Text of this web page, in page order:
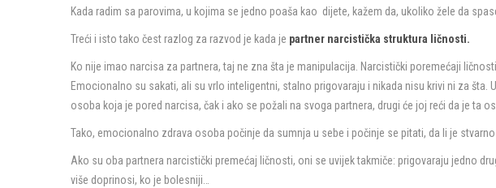
Kada radim sa parovima, u kojima se jedno poaša kao dijete, kažem da, ukoliko žele da
Treći i isto tako čest razlog za razvod je kada je partner narcistička struktura ličnosti.
Ko nije imao narcisa za partnera, taj ne zna šta je manipulacija. Narcistički poremećaji
Emocionalno su sakati, ali su vrlo inteligentni, stalno prigovaraju i nikada nisu krivi ni za šta.
osoba koja je pored narcisa, čak i ako se požali na svoga partnera, drugi će joj reći da je ta
Tako, emocionalno zdrava osoba počinje da sumnja u sebe i počinje se pitati, da li je
Ako su oba partnera narcistički premećaj ličnosti, oni se uvijek takmiče: prigovaraju jedno
više doprinosi, ko je bolesniji…